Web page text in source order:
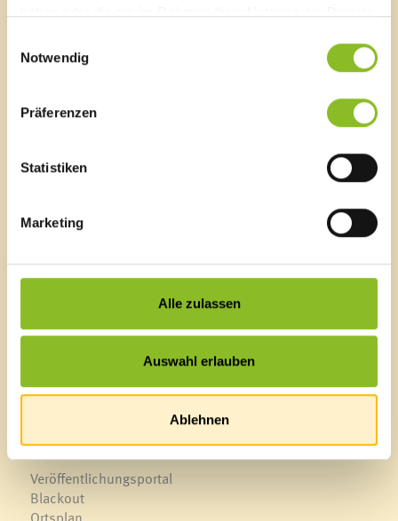
Notwendig
Präferenzen
Statistiken
Marketing
Alle zulassen
Auswahl erlauben
Ablehnen
Link
Fotoquelle: Land Vorarlberg/7PRO.TV
Sägenplatz 1
E-Mail an das Gemeindeamt
Schnellzugriff
Veröffentlichungsportal
Blackout